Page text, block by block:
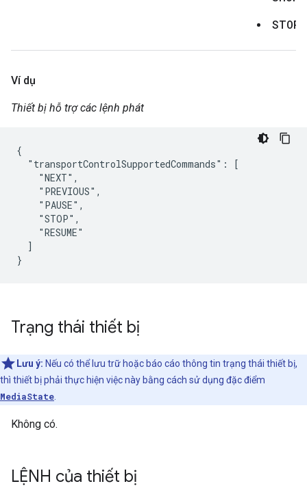
STOP
Ví dụ
Thiết bị hỗ trợ các lệnh phát
{
  "transportControlSupportedCommands": [
    "NEXT",
    "PREVIOUS",
    "PAUSE",
    "STOP",
    "RESUME"
  ]
}
Trạng thái thiết bị
Lưu ý: Nếu có thể lưu trữ hoặc báo cáo thông tin trạng thái thiết bị,
thì thiết bị phải thực hiện việc này bằng cách sử dụng đặc điểm
MediaState
Không có.
LỆNH của thiết bị